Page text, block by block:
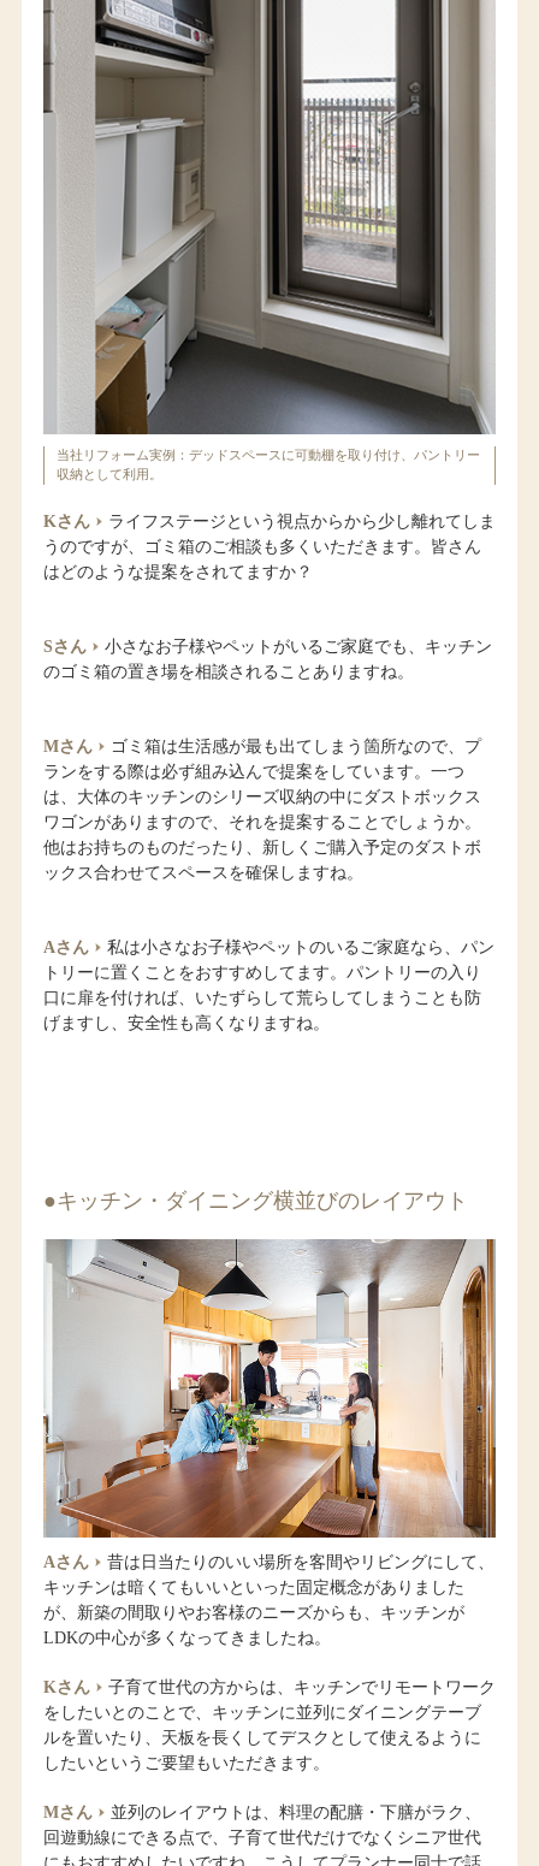
当社リフォーム実例：デッドスペースに可動棚を取り付け、パントリー
収納として利用。
Kさん
ライフステージという視点からから少し離れてしま
うのですが、ゴミ箱のご相談も多くいただきます。皆さん
はどのような提案をされてますか？
Sさん
小さなお子様やペットがいるご家庭でも、キッチン
のゴミ箱の置き場を相談されることありますね。
Mさん
ゴミ箱は生活感が最も出てしまう箇所なので、プ
ランをする際は必ず組み込んで提案をしています。一つ
は、大体のキッチンのシリーズ収納の中にダストボックス
ワゴンがありますので、それを提案することでしょうか。
他はお持ちのものだったり、新しくご購入予定のダストボ
ックス合わせてスペースを確保しますね。
Aさん
私は小さなお子様やペットのいるご家庭なら、パン
トリーに置くことをおすすめしてます。パントリーの入り
口に扉を付ければ、いたずらして荒らしてしまうことも防
げますし、安全性も高くなりますね。
●キッチン・ダイニング横並びのレイアウト
Aさん
昔は日当たりのいい場所を客間やリビングにして、
キッチンは暗くてもいいといった固定概念がありました
が、新築の間取りやお客様のニーズからも、キッチンが
LDKの中心が多くなってきましたね。
Kさん
子育て世代の方からは、キッチンでリモートワーク
をしたいとのことで、キッチンに並列にダイニングテーブ
ルを置いたり、天板を長くしてデスクとして使えるように
したいというご要望もいただきます。
Mさん
並列のレイアウトは、料理の配膳・下膳がラク、
回遊動線にできる点で、子育て世代だけでなくシニア世代